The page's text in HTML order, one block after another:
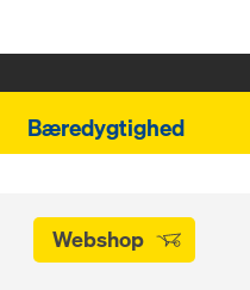
Bæredygtighed
Webshop